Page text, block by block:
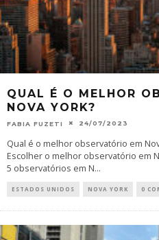
QUAL É O MELHOR
NOVA YORK?
FABIA FUZETI 24/07/2023
Qual é o melhor observatório em
Escolher o melhor observatório em
5 observatórios em N...
ESTADOS UNIDOS NOVA YORK 0